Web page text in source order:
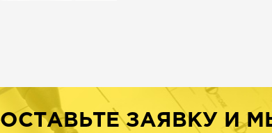
ОСТАВЬТЕ ЗАЯВКУ И